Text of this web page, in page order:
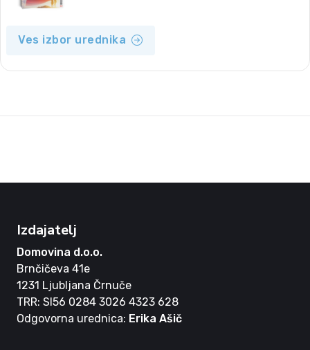
Ves izbor urednika
Izdajatelj
Domovina d.o.o.
Brnčičeva 41e
1231 Ljubljana Črnuče
TRR: SI56 0284 3026 4323 628
Odgovorna urednica: Erika Ašič